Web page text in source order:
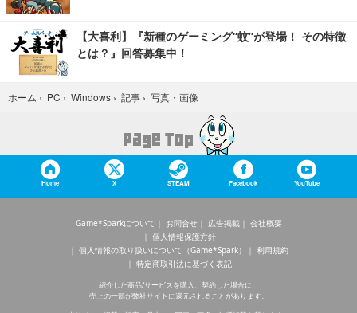
【大喜利】『新種のゲーミング“蚊”が登場！ その特徴
とは？』回答募集中！
ホーム › PC › Windows › 記事 › 写真・画像
Home X STEAM Facebook YouTube
Game*Sparkについて お問合せ 広告掲載
会社概要
個人情報保護方針
個人情報の取り扱いについて（Game*Spark）
利用規約
特定商取引法に基づく表記
紹介した商品/サービスを購入、契約した場合に、
売上の一部が弊社サイトに還元されることがあります。